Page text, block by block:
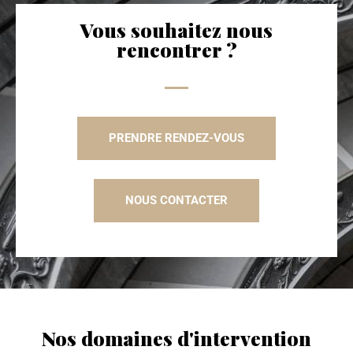
Vous souhaitez nous
rencontrer ?
PRENDRE RENDEZ-VOUS
NOUS CONTACTER
Nos domaines d'intervention